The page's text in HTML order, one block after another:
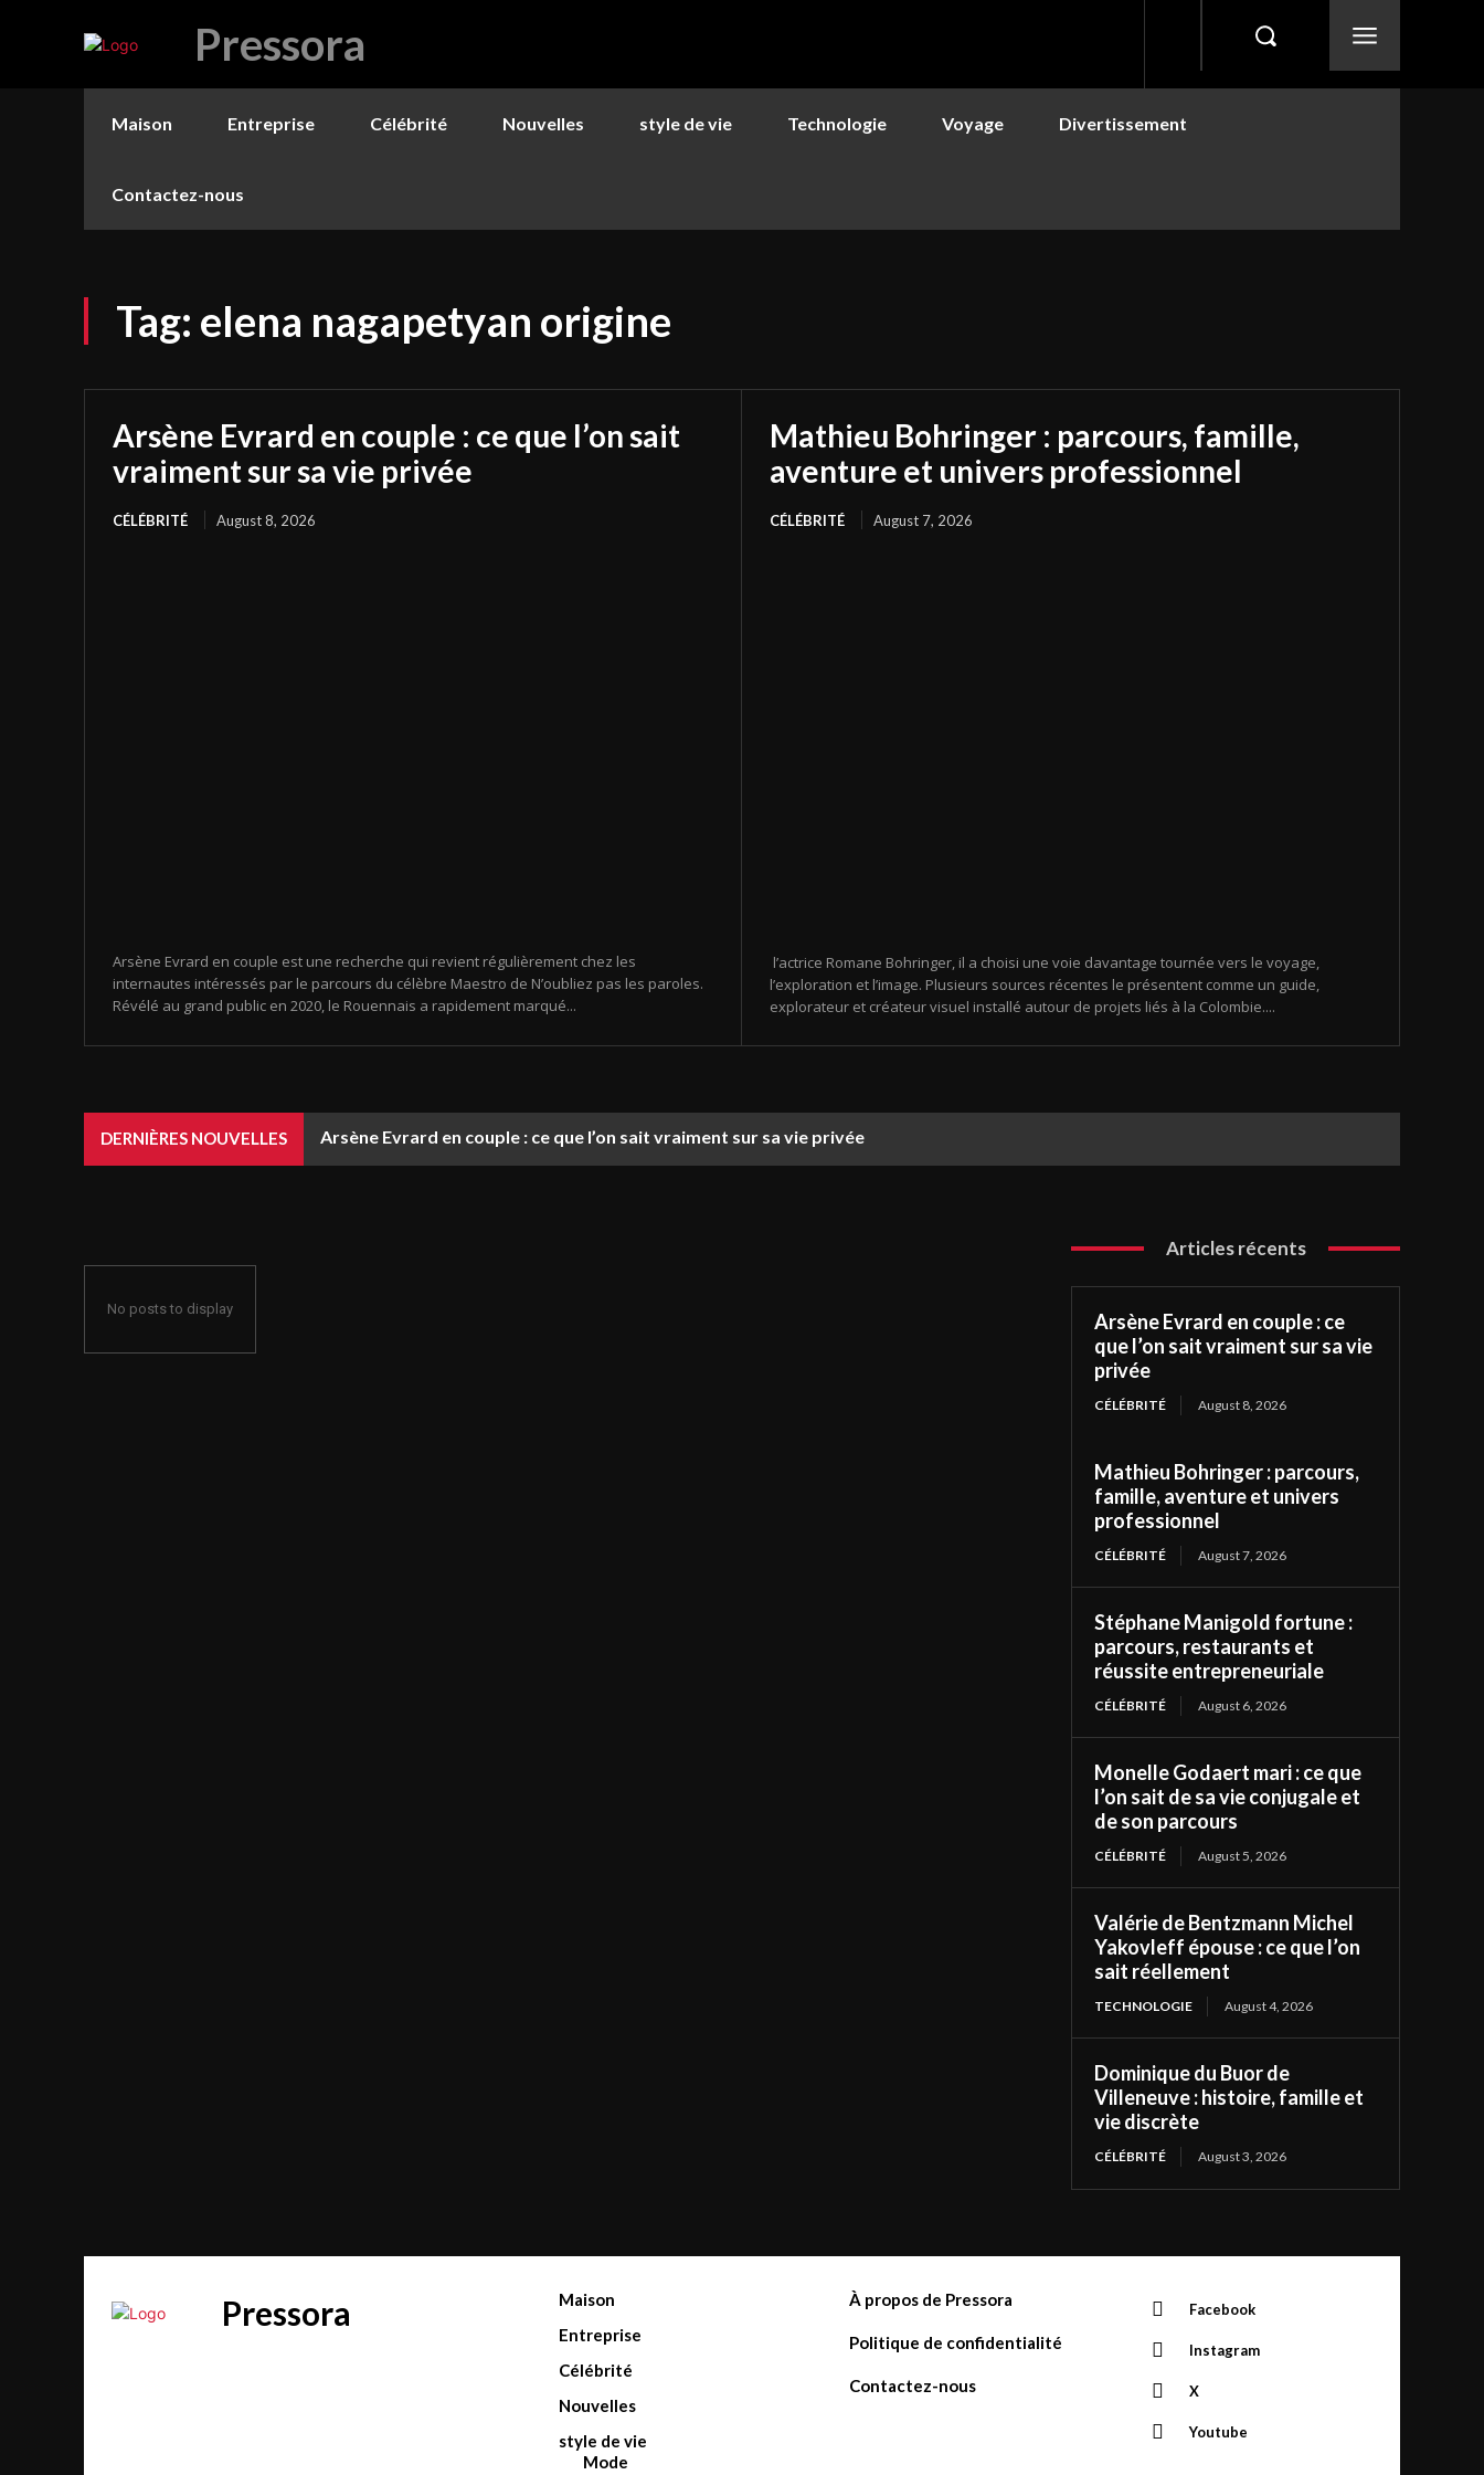
Pressora
Maison Entreprise Célébrité Nouvelles style de vie Technologie Voyage Divertissement
Contactez-nous
Tag: elena nagapetyan origine
Arsène Evrard en couple : ce que l’on sait
vraiment sur sa vie privée
CÉLÉBRITÉ August 8, 2026
Arsène Evrard en couple est une recherche qui revient régulièrement chez les
internautes intéressés par le parcours du célèbre Maestro de N’oubliez pas les paroles.
Révélé au grand public en 2020, le Rouennais a rapidement marqué...
Mathieu Bohringer : parcours, famille,
aventure et univers professionnel
CÉLÉBRITÉ August 7, 2026
l’actrice Romane Bohringer, il a choisi une voie davantage tournée vers le voyage,
l’exploration et l’image. Plusieurs sources récentes le présentent comme un guide,
explorateur et créateur visuel installé autour de projets liés à la Colombie....
DERNIÈRES NOUVELLES Arsène Evrard en couple : ce que l’on sait vraiment sur sa vie privée
No posts to display
Articles récents
Arsène Evrard en couple : ce
que l’on sait vraiment sur sa vie
privée
CÉLÉBRITÉ August 8, 2026
Mathieu Bohringer : parcours,
famille, aventure et univers
professionnel
CÉLÉBRITÉ August 7, 2026
Stéphane Manigold fortune :
parcours, restaurants et
réussite entrepreneuriale
CÉLÉBRITÉ August 6, 2026
Monelle Godaert mari : ce que
l’on sait de sa vie conjugale et
de son parcours
CÉLÉBRITÉ August 5, 2026
Valérie de Bentzmann Michel
Yakovleff épouse : ce que l’on
sait réellement
TECHNOLOGIE August 4, 2026
Dominique du Buor de
Villeneuve : histoire, famille et
vie discrète
CÉLÉBRITÉ August 3, 2026
Pressora
Maison
Entreprise
Célébrité
Nouvelles
style de vie
Mode
À propos de Pressora
Politique de confidentialité
Contactez-nous
Facebook
Instagram
X
Youtube